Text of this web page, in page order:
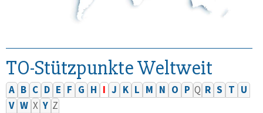
TO-Stützpunkte Weltweit
A B C D E F G H I J K L M N O P Q R S T U
V W X Y Z